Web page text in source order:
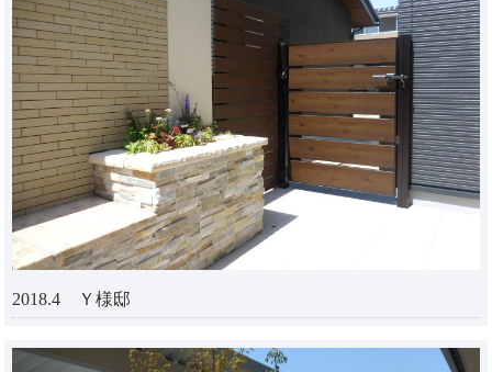
2018.4 Ｙ様邸